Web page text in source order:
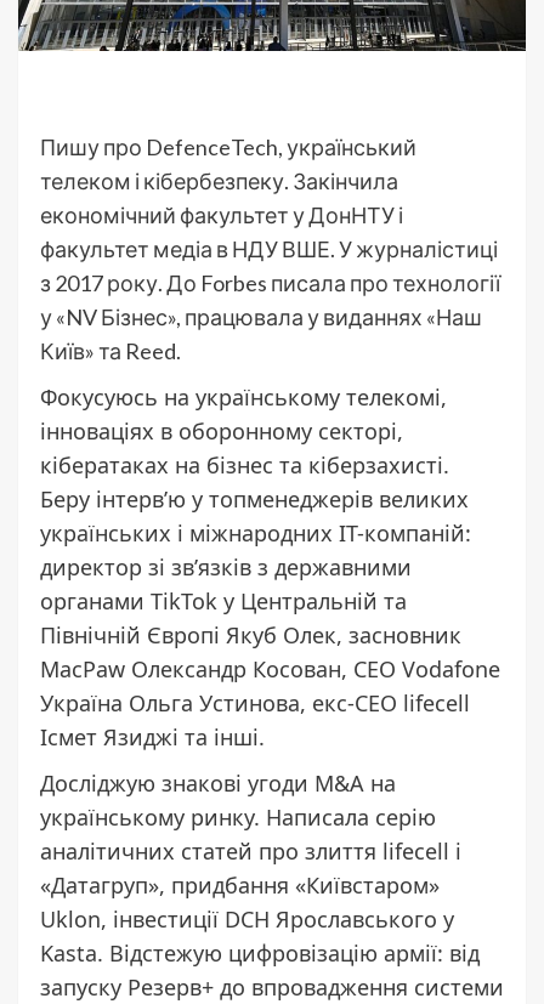
Пишу про DefenceTech, український
телеком і кібербезпеку. Закінчила
економічний факультет у ДонНТУ і
факультет медіа в НДУ ВШЕ. У журналістиці
з 2017 року. До Forbes писала про технології
у «NV Бізнес», працювала у виданнях «Наш
Київ» та Reed.
Фокусуюсь на українському телекомі,
інноваціях в оборонному секторі,
кібератаках на бізнес та кіберзахисті.
Беру інтерв’ю у топменеджерів великих
українських і міжнародних ІТ-компаній:
директор зі зв’язків з державними
органами TikTok у Центральній та
Північній Європі Якуб Олек, засновник
MacPaw Олександр Косован, CEO Vodafone
Україна Ольга Устинова, екс-СЕО lifecell
Ісмет Язиджі та інші.
Досліджую знакові угоди M&A на
українському ринку. Написала серію
аналітичних статей про злиття lifecell і
«Датагруп», придбання «Київстаром»
Uklon, інвестиції DCH Ярославського у
Kasta. Відстежую цифровізацію армії: від
запуску Резерв+ до впровадження системи